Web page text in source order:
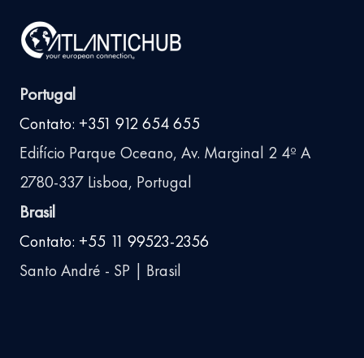
Portugal
Contato: +351 912 654 655
Edifício Parque Oceano, Av. Marginal 2 4º A
2780-337 Lisboa, Portugal
Brasil
Contato: +55 11 99523-2356
Santo André - SP | Brasil